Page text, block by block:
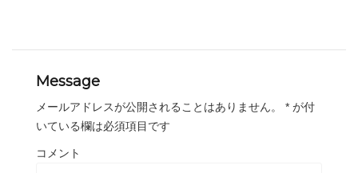
Message
メールアドレスが公開されることはありません。 * が付
いている欄は必須項目です
コメント